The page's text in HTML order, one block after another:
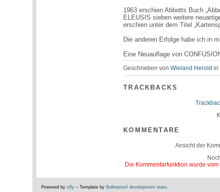
1963 erschien Abbotts Buch
ELEUSIS sieben weitere
erschien unter dem Titel
Die anderen Erfolge habe ich in
Eine Neuauflage von
Geschrieben vonWieland Herold in
TRACKBACKS
KOMMENTARE
Ansicht der
Die Kommentarfunktion wurde
Powered by s9y– Template by Bulletproof development team